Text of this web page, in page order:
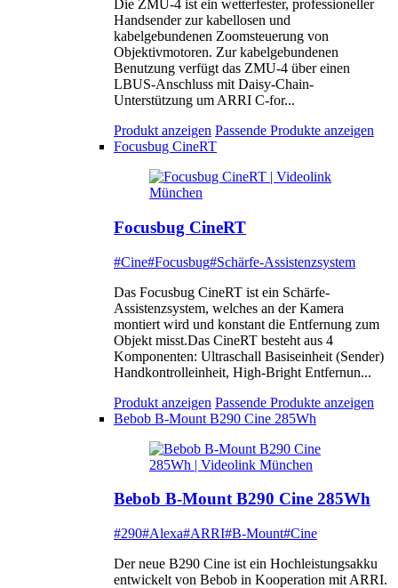
Die ZMU-4 ist ein wetterfester, professioneller
Handsender zur kabellosen und
kabelgebundenen Zoomsteuerung von
Objektivmotoren. Zur kabelgebundenen
Benutzung verfügt das ZMU-4 über einen
LBUS-Anschluss mit Daisy-Chain-
Unterstützung um ARRI C-for...
Produkt anzeigen Passende Produkte anzeigen
Focusbug CineRT
Focusbug CineRT
#Cine#Focusbug#Schärfe-Assistenzsystem
Das Focusbug CineRT ist ein Schärfe-
Assistenzsystem, welches an der Kamera
montiert wird und konstant die Entfernung zum
Objekt misst.Das CineRT besteht aus 4
Komponenten: Ultraschall Basiseinheit (Sender)
Handkontrolleinheit, High-Bright Entfernun...
Produkt anzeigen Passende Produkte anzeigen
Bebob B-Mount B290 Cine 285Wh
Bebob B-Mount B290 Cine 285Wh
#290#Alexa#ARRI#B-Mount#Cine
Der neue B290 Cine ist ein Hochleistungsakku
entwickelt von Bebob in Kooperation mit ARRI.